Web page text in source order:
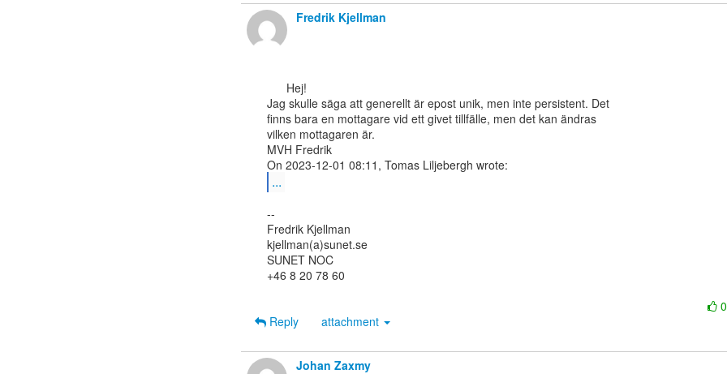
Fredrik Kjellman
Jag skulle säga att generellt är epost unik, men inte persistent. Det
finns bara en mottagare vid ett givet tillfälle, men det kan ändras
vilken mottagaren är.
MVH Fredrik
...
--
Fredrik Kjellman
kjellman(a)sunet.se
SUNET NOC
+46 8 20 78 60
Reply
attachment
Johan Zaxmy